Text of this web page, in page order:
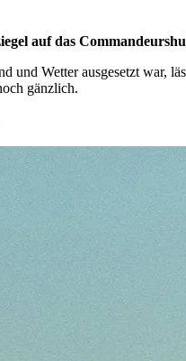
auf das
und Wetter ausgesetzt war,
gänzlich.